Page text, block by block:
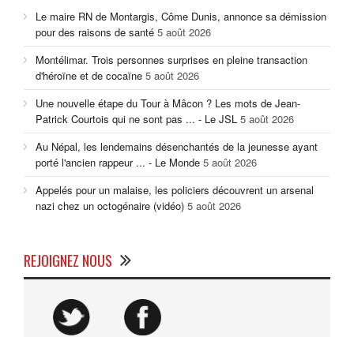
Le maire RN de Montargis, Côme Dunis, annonce sa démission
pour des raisons de santé 5 août 2026
Montélimar. Trois personnes surprises en pleine transaction
d'héroïne et de cocaïne 5 août 2026
Une nouvelle étape du Tour à Mâcon ? Les mots de Jean-
Patrick Courtois qui ne sont pas ... - Le JSL 5 août 2026
Au Népal, les lendemains désenchantés de la jeunesse ayant
porté l'ancien rappeur ... - Le Monde 5 août 2026
Appelés pour un malaise, les policiers découvrent un arsenal
nazi chez un octogénaire (vidéo) 5 août 2026
REJOIGNEZ NOUS